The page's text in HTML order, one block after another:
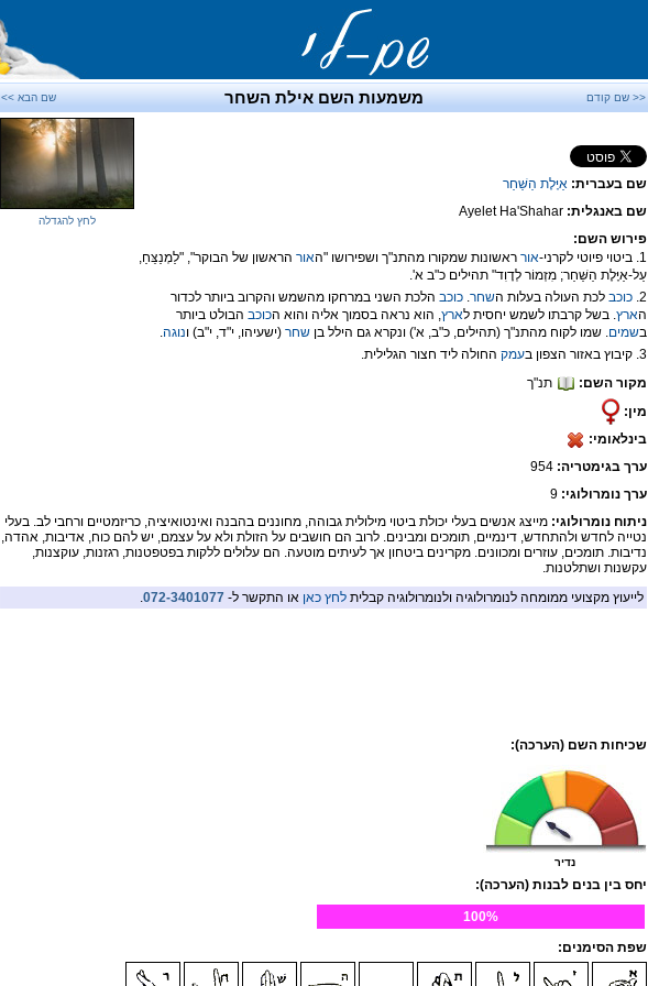
<< שם קודם משמעות השם אילת השחר שם הבא >>
שם בעברית: אַיֶּלֶת הַשַּׁחַר
שם באנגלית: Ayelet Ha'Shahar
פירוש השם:
1. ביטוי פיוטי לקרני-
אור ראשונות שמקורו מהתנ"ך ושפירושו "האור הראשון של הבוקר", "לַמְנַצֵּחַ,
עַל-אַיֶּלֶת הַשַּׁחַר; מִזְמוֹר לְדָוִד" תהילים כ"ב א'.
2. כוכב לכת העולה בעלות השחר. כוכב הלכת השני במרחקו מהשמש והקרוב ביותר לכדור
הארץ. בשל קרבתו לשמש יחסית לארץ, הוא נראה בסמוך אליה והוא הכוכב הבולט ביותר
בשמים. שמו לקוח מהתנ"ך (תהילים, כ"ב, א') ונקרא גם הילל בן שחר (ישעיהו, י"ד, י"ב) ונוגה.
3. קיבוץ באזור הצפון ב
עמק החולה ליד חצור הגלילית.
מקור השם:
תנ"ך
מין:
בינלאומי:
ערך בגימטריה:
ערך נומרולוגי: 9
לחץ להגדלה
ניתוח נומרולוגי: מייצג אנשים בעלי יכולת ביטוי מילולית גבוהה, מחוננים בהבנה ואינטואיציה, כריזמטיים ורחבי לב. בעלי
נטייה לחדש ולהתחדש, דינמיים, תומכים ומבינים. לרוב הם חושבים על הזולת ולא על עצמם, יש להם כוח, אדיבות, אהדה,
נדיבות. תומכים, עוזרים ומכוונים. מקרינים ביטחון אך לעיתים מוטעה. הם עלולים ללקות בפטפטנות, רגזנות, עוקצנות,
עקשנות ושתלטנות.
לייעוץ מקצועי ממומחה לנומרולוגיה ולנומרולוגיה קבלית לחץ כאן או התקשר ל- 072-3401077
.
שכיחות השם (הערכה):
נדיר
יחס בין בנים לבנות (הערכה):
100%
שפת הסימנים: